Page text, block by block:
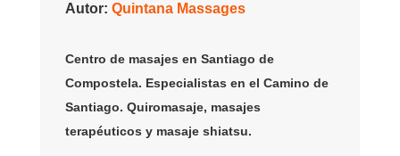
Autor:Quintana Massages
Centro de masajes en Santiago de
Compostela. Especialistas en el Camino de
Santiago. Quiromasaje, masajes
terapéuticos y masaje shiatsu.